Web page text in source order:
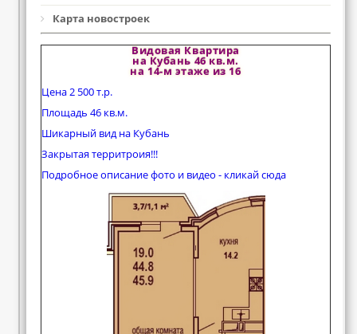
Карта новостроек
Видовая Квартира
на Кубань 46 кв.м.
на 14-м этаже из 16
Цена 2 500 т.р.
Площадь 46 кв.м.
Шикарный вид на Кубань
Закрытая территроия!!!
Подробное описание фото и видео - кликай сюда